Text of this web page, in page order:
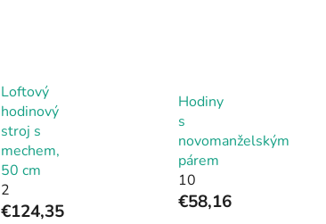
Loftový
hodinový
stroj s
mechem,
50 cm
2
€124,35
Hodiny
s
novomanželským
párem
10
€58,16